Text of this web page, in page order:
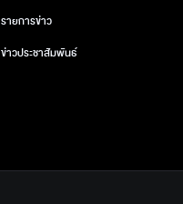
รายการข่าว
ข่าวประชาสัมพันธ์